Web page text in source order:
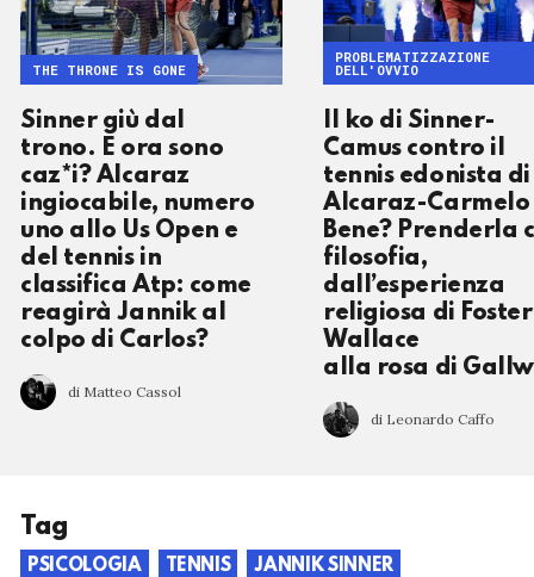
Sinner giù dal
trono. E ora sono
caz*i? Alcaraz
ingiocabile, numero
uno allo Us Open e
del tennis in
classifica Atp: come
reagirà Jannik al
colpo di Carlos?
di Matteo Cassol
THE THRONE IS GONE
Il ko di Sinner-
Camus contro il
tennis edonista di
Alcaraz-Carmelo
Bene? Prenderla
filosofia,
dall’esperienza
religiosa di Foster
Wallace
alla rosa di
di Leonardo Caffo
PROBLEMATIZZAZIONE
DELL'OVVIO
Tag
PSICOLOGIA TENNIS
JANNIK SINNER